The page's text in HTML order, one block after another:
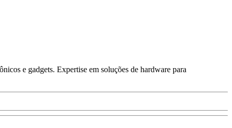
e gadgets. Expertise em soluções de hardware para